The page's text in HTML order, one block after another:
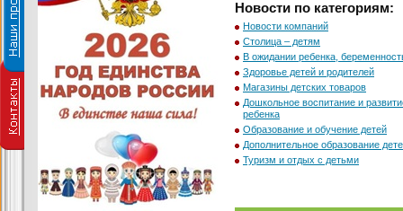
Новости по категориям:
Новости компаний
Столица – детям
В ожидании ребенка,
Здоровье детей и родителей
Магазины детских товаров
Дошкольное воспитание и
ребенка
Образование и обучение детей
Дополнительное образование
Туризм и отдых с детьми